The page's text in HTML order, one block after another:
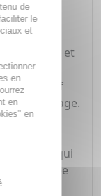
est
riche et
l'actif
au grattage.
qui
qui
cutanée
de
le
et
en
en
en